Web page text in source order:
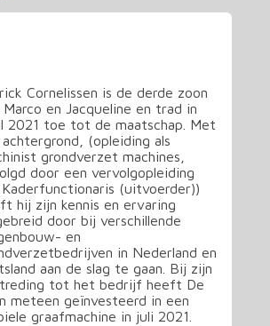
Cornelissen is de derde zoon
Marco en Jacqueline en trad in
2021 toe tot de maatschap. Met
achtergrond, (opleiding als
grondverzet machines,
door een vervolgopleiding
(uitvoerder))
hij zijn kennis en ervaring
door bij verschillende
en
in Nederland en
aan de slag te gaan. Bij zijn
tot het bedrijf heeft De
meteen geïnvesteerd in een
graafmachine in juli 2021.